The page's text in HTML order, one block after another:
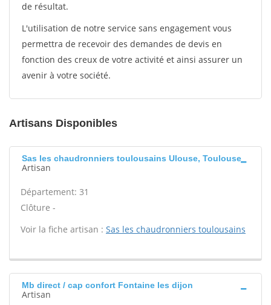
de résultat.
L'utilisation de notre service sans engagement vous
permettra de recevoir des demandes de devis en
fonction des creux de votre activité et ainsi assurer un
avenir à votre société.
Artisans Disponibles
Sas les chaudronniers toulousains Ulouse, Toulouse
Artisan
Département: 31
Clôture -
Voir la fiche artisan : Sas les chaudronniers toulousains
Mb direct / cap confort Fontaine les dijon
Artisan